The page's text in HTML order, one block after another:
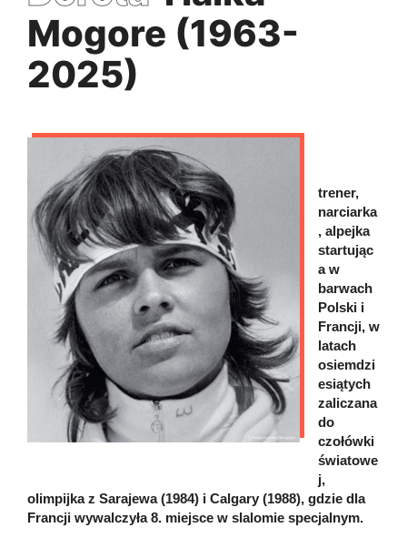
Mogore (1963-
2025)
trener,
narciarka
, alpejka
startując
a w
barwach
Polski i
Francji, w
latach
osiemdzi
esiątych
zaliczana
do
czołówki
światowe
j,
olimpijka z Sarajewa (1984) i Calgary (1988), gdzie dla
Francji wywalczyła 8. miejsce w slalomie specjalnym.